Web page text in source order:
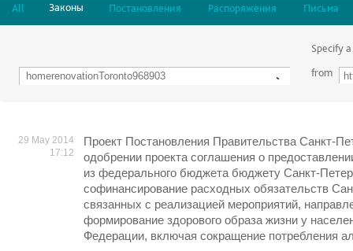
All Законы Постановления Распоряжения Письма
Specify
from
29 May 2014
17:12
Проект Постановления Правительства Санкт-
одобрении проекта соглашения о
из федерального бюджета бюджету Санкт-
софинансирование расходных обязательств
связанных с реализацией мероприятий,
формирование здорового образа жизни у
Федерации, включая сокращение потребления